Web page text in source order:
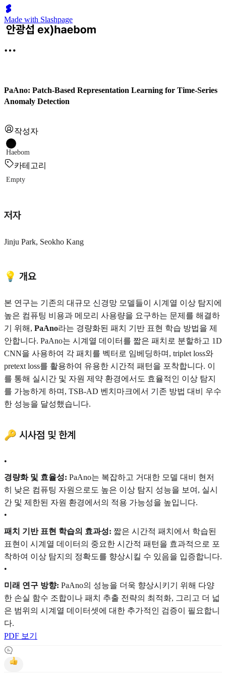
Made with Slashpage
PaAno: Patch-Based Representation Learning for Time-Series
Anomaly Detection
작성자
Haebom
카테고리
Empty
저자
Jinju Park, Seokho Kang
💡 개요
본 연구는 기존의 대규모 신경망 모델들이 시계열 이상 탐지에
높은 컴퓨팅 비용과 메모리 사용량을 요구하는 문제를 해결하
기 위해, PaAno라는 경량화된 패치 기반 표현 학습 방법을 제
안합니다. PaAno는 시계열 데이터를 짧은 패치로 분할하고 1D
CNN을 사용하여 각 패치를 벡터로 임베딩하며, triplet loss와
pretext loss를 활용하여 유용한 시간적 패턴을 포착합니다. 이
를 통해 실시간 및 자원 제약 환경에서도 효율적인 이상 탐지
를 가능하게 하며, TSB-AD 벤치마크에서 기존 방법 대비 우수
한 성능을 달성했습니다.
🔑 시사점 및 한계
•
경량화 및 효율성: PaAno는 복잡하고 거대한 모델 대비 현저
히 낮은 컴퓨팅 자원으로도 높은 이상 탐지 성능을 보여, 실시
간 및 제한된 자원 환경에서의 적용 가능성을 높입니다.
•
패치 기반 표현 학습의 효과성: 짧은 시간적 패치에서 학습된
표현이 시계열 데이터의 중요한 시간적 패턴을 효과적으로 포
착하여 이상 탐지의 정확도를 향상시킬 수 있음을 입증합니다.
•
미래 연구 방향: PaAno의 성능을 더욱 향상시키기 위해 다양
한 손실 함수 조합이나 패치 추출 전략의 최적화, 그리고 더 넓
은 범위의 시계열 데이터셋에 대한 추가적인 검증이 필요합니
다.
PDF 보기